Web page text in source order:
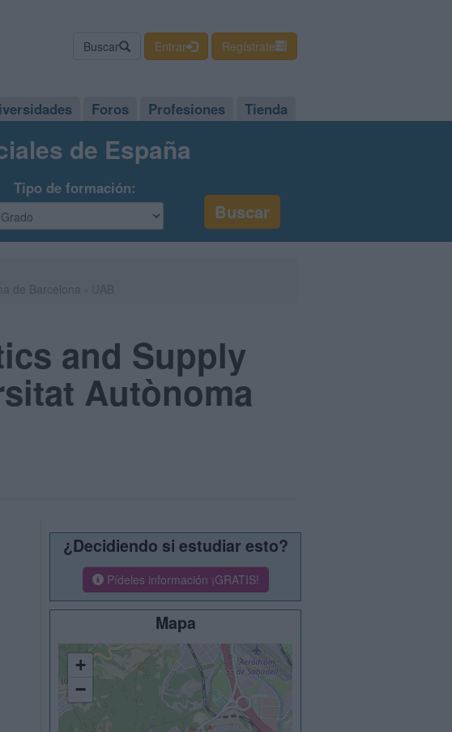
Buscar Entrar Regístrate
Foros Profesiones Tienda
de España
Tipo de formación:
and Supply
Autònoma
¿Decidiendo si estudiar esto?
Pídeles información ¡GRATIS!
Mapa
+
−